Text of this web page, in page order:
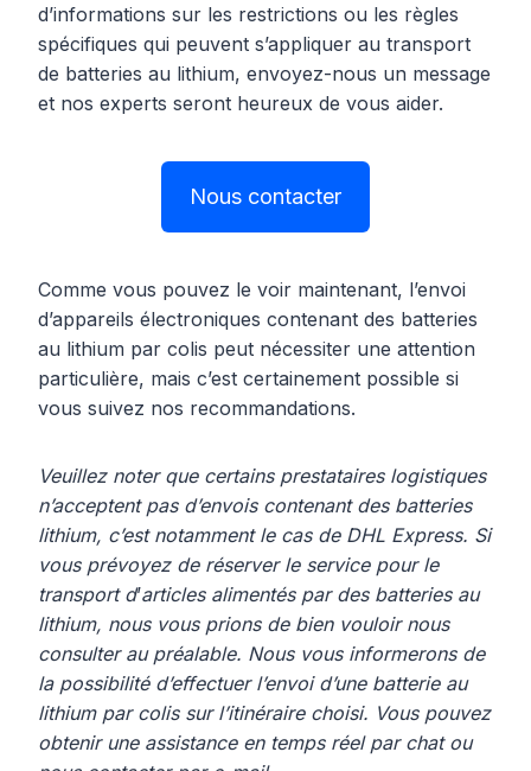
d’informations sur les restrictions ou les règles
spécifiques qui peuvent s’appliquer au transport
de batteries au lithium, envoyez-nous un message
et nos experts seront heureux de vous aider.
Nous contacter
Comme vous pouvez le voir maintenant, l’envoi
d’appareils électroniques contenant des batteries
au lithium par colis peut nécessiter une attention
particulière, mais c’est certainement possible si
vous suivez nos recommandations.
Veuillez noter que certains prestataires logistiques
n’acceptent pas d’envois contenant des batteries
lithium, c’est notamment le cas de DHL Express. Si
vous prévoyez de réserver le service pour le
transport d’articles alimentés par des batteries au
lithium, nous vous prions de bien vouloir nous
consulter au préalable. Nous vous informerons de
la possibilité d’effectuer l’envoi d’une batterie au
lithium par colis sur l’itinéraire choisi. Vous pouvez
obtenir une assistance en temps réel par chat ou